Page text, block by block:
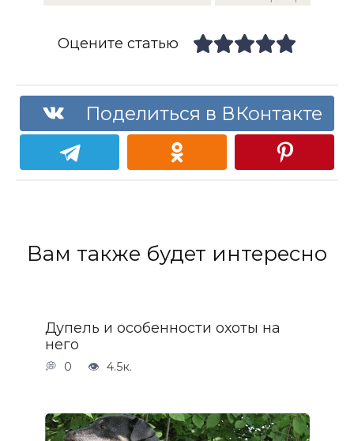
Оцените статью
Поделиться в ВКонтакте
Вам также будет интересно
Дупель и особенности охоты на
него
0 4.5к.